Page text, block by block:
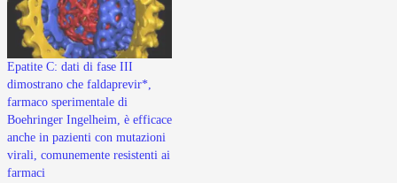
Epatite C: dati di fase III
dimostrano che faldaprevir*,
farmaco sperimentale di
Boehringer Ingelheim, è efficace
anche in pazienti con mutazioni
virali, comunemente resistenti ai
farmaci